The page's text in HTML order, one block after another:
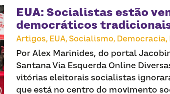
EUA: Socialistas estão
democráticos
Artigos, EUA, Socialismo, Democracia,
Por Alex Marinides, do portal
Santana Via Esquerda Online
vitórias eleitorais socialistas
que está no centro do movimento